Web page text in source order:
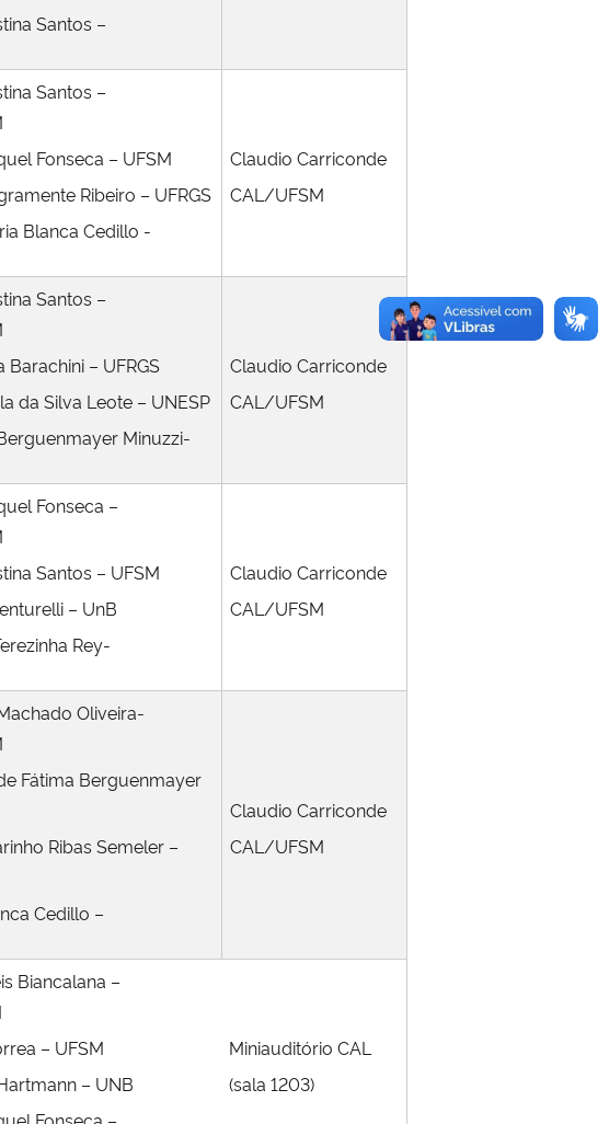
Santos –
Santos –
Fonseca – UFSM
Ribeiro – UFRGS
Blanca Cedillo -
Claudio Carriconde
CAL/UFSM
Santos –
Barachini – UFRGS
da Silva Leote – UNESP
Minuzzi-
Claudio Carriconde
CAL/UFSM
Fonseca –
Santos – UFSM
– UnB
Rey-
Claudio Carriconde
CAL/UFSM
Oliveira-
Fátima Berguenmayer
Ribas Semeler –
Cedillo –
Claudio Carriconde
CAL/UFSM
Biancalana –
– UFSM
– UNB
Fonseca –
Miniauditório CAL
(sala 1203)